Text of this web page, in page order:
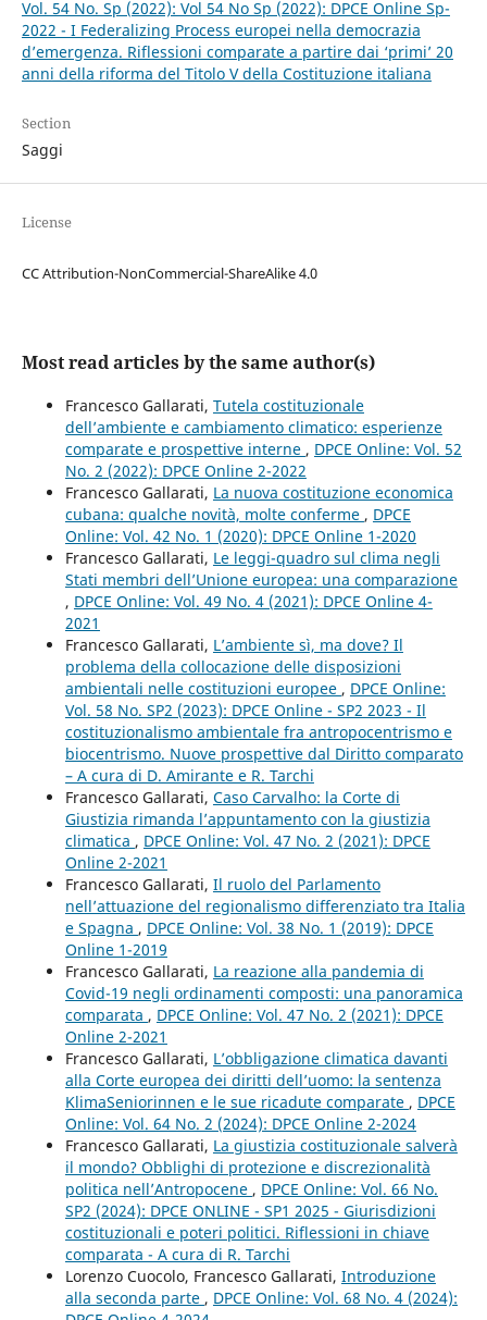
Vol. 54 No. Sp (2022): Vol 54 No Sp (2022): DPCE Online Sp-
2022 - I Federalizing Process europei nella democrazia
d’emergenza. Riflessioni comparate a partire dai ‘primi’ 20
anni della riforma del Titolo V della Costituzione italiana
Section
Saggi
License
CC Attribution-NonCommercial-ShareAlike 4.0
Most read articles by the same author(s)
Francesco Gallarati, Tutela costituzionale
dell’ambiente e cambiamento climatico: esperienze
comparate e prospettive interne , DPCE Online: Vol. 52
No. 2 (2022): DPCE Online 2-2022
Francesco Gallarati, La nuova costituzione economica
cubana: qualche novità, molte conferme , DPCE
Online: Vol. 42 No. 1 (2020): DPCE Online 1-2020
Francesco Gallarati, Le leggi-quadro sul clima negli
Stati membri dell’Unione europea: una comparazione
, DPCE Online: Vol. 49 No. 4 (2021): DPCE Online 4-
2021
Francesco Gallarati, L’ambiente sì, ma dove? Il
problema della collocazione delle disposizioni
ambientali nelle costituzioni europee , DPCE Online:
Vol. 58 No. SP2 (2023): DPCE Online - SP2 2023 - Il
costituzionalismo ambientale fra antropocentrismo e
biocentrismo. Nuove prospettive dal Diritto comparato
– A cura di D. Amirante e R. Tarchi
Francesco Gallarati, Caso Carvalho: la Corte di
Giustizia rimanda l’appuntamento con la giustizia
climatica , DPCE Online: Vol. 47 No. 2 (2021): DPCE
Online 2-2021
Francesco Gallarati, Il ruolo del Parlamento
nell’attuazione del regionalismo differenziato tra Italia
e Spagna , DPCE Online: Vol. 38 No. 1 (2019): DPCE
Online 1-2019
Francesco Gallarati, La reazione alla pandemia di
Covid-19 negli ordinamenti composti: una panoramica
comparata , DPCE Online: Vol. 47 No. 2 (2021): DPCE
Online 2-2021
Francesco Gallarati, L’obbligazione climatica davanti
alla Corte europea dei diritti dell’uomo: la sentenza
KlimaSeniorinnen e le sue ricadute comparate , DPCE
Online: Vol. 64 No. 2 (2024): DPCE Online 2-2024
Francesco Gallarati, La giustizia costituzionale salverà
il mondo? Obblighi di protezione e discrezionalità
politica nell’Antropocene , DPCE Online: Vol. 66 No.
SP2 (2024): DPCE ONLINE - SP1 2025 - Giurisdizioni
costituzionali e poteri politici. Riflessioni in chiave
comparata - A cura di R. Tarchi
Lorenzo Cuocolo, Francesco Gallarati, Introduzione
alla seconda parte , DPCE Online: Vol. 68 No. 4 (2024):